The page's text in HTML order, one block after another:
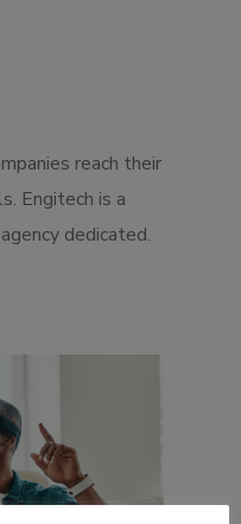
reach their
Engitech is a
dedicated.